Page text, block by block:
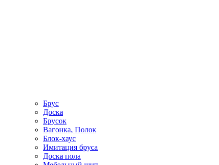
Брус
Доска
Брусок
Вагонка, Полок
Блок-хаус
Имитация бруса
Доска пола